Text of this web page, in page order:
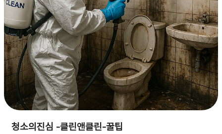
청소의진심 -클린앤클린-꿀팁